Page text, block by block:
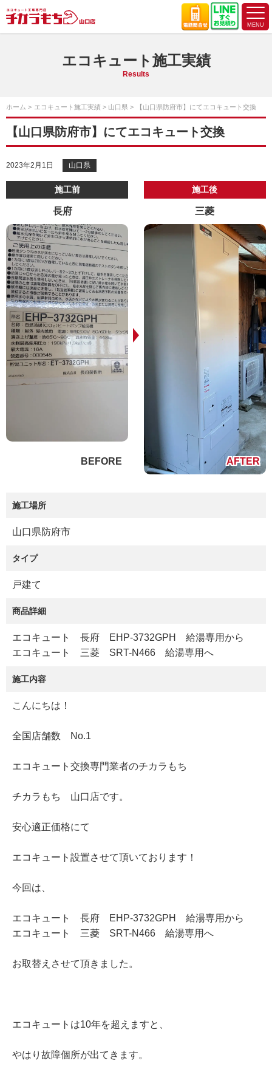
エコキュート施工実績
Results
ホーム エコキュート施工実績 山口県 【山口県防府市】にてエコキュート交換
【山口県防府市】にてエコキュート交換
2023年2月1日 山口県
施工前
長府
施工後
三菱
施工場所
山口県防府市
タイプ
戸建て
商品詳細
エコキュート 長府 EHP-3732GPH 給湯専用から
エコキュート 三菱 SRT-N466 給湯専用へ
施工内容
こんにちは！
全国店舗数 No.1
エコキュート交換専門業者のチカラもち
チカラもち 山口店です。
安心適正価格にて
エコキュート設置させて頂いております！
今回は、
エコキュート 長府 EHP-3732GPH 給湯専用から
エコキュート 三菱 SRT-N466 給湯専用へ
お取替えさせて頂きました。
エコキュートは10年を超えますと、
やはり故障個所が出てきます。